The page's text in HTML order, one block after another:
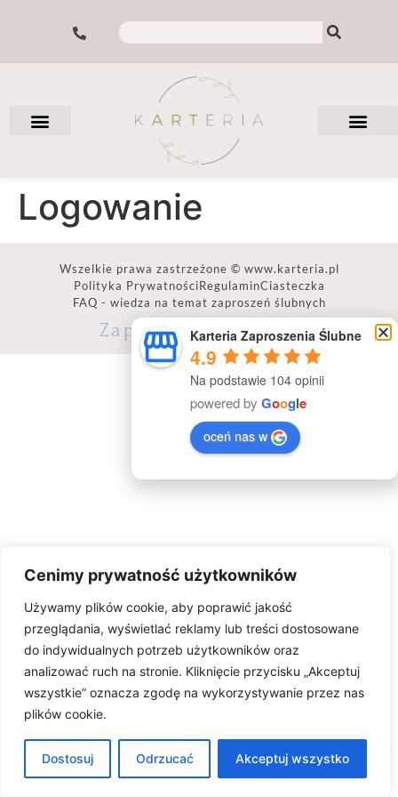
Cenimy prywatność użytkowników
Używamy plików cookie, aby poprawić jakość
przeglądania, wyświetlać reklamy lub treści dostosowane
do indywidualnych potrzeb użytkowników oraz
analizować ruch na stronie. Kliknięcie przycisku „Akceptuj
wszystkie” oznacza zgodę na wykorzystywanie przez nas
plików cookie.
Dostosuj Odrzucać Akceptuj wszystko
Logowanie
Wszelkie prawa zastrzeżone © www.karteria.pl
Polityka PrywatnościRegulaminCiasteczka
FAQ - wiedza na temat zaproszeń ślubnych
Zaproszenia ślubne
Karteria Zaproszenia Ślubne
4.9
Na podstawie 104 opinii
powered by Google
oceń nas w